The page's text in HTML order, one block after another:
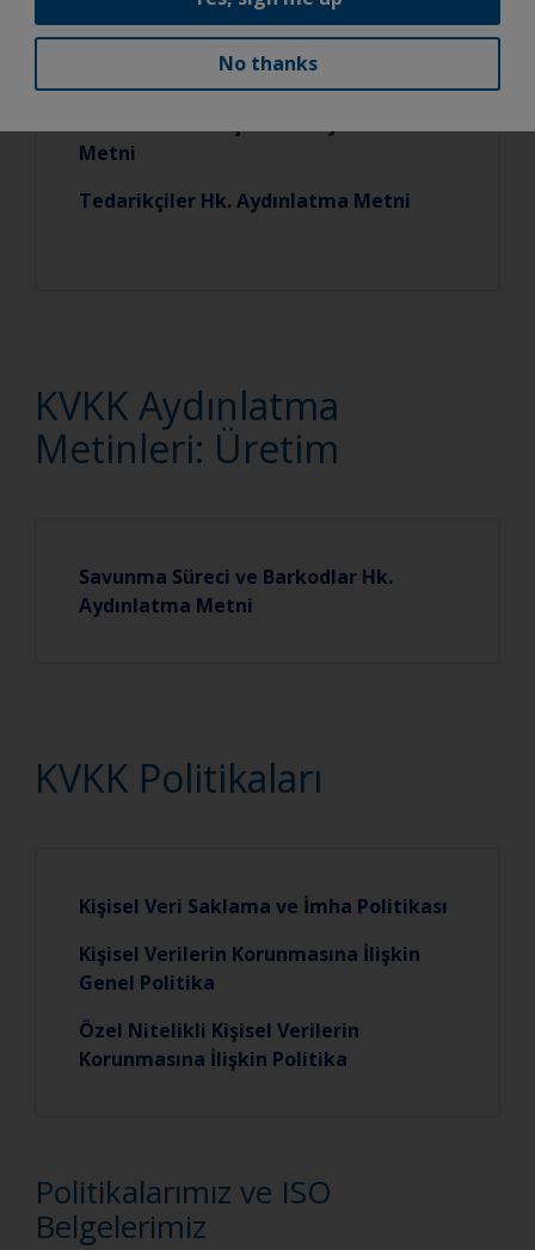
Metni
Tedarikçiler Hk. Aydınlatma Metni
KVKK Aydınlatma
Metinleri: Üretim
Savunma Süreci ve Barkodlar Hk.
Aydınlatma Metni
KVKK Politikaları
Kişisel Veri Saklama ve İmha Politikası
Kişisel Verilerin Korunmasına İlişkin
Genel Politika
Özel Nitelikli Kişisel Verilerin
Korunmasına İlişkin Politika
Politikalarımız ve ISO
Belgelerimiz
No thanks